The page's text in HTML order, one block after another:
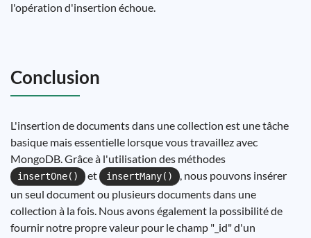
l'opération d'insertion échoue.
Conclusion
L'insertion de documents dans une collection est une tâche
basique mais essentielle lorsque vous travaillez avec
MongoDB. Grâce à l'utilisation des méthodes
insertOne() et insertMany()
, nous pouvons insérer
un seul document ou plusieurs documents dans une
collection à la fois. Nous avons également la possibilité de
fournir notre propre valeur pour le champ "_id" d'un